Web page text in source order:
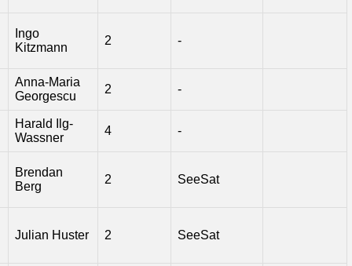
Ingo
Kitzmann
2 -
Anna-Maria
Georgescu
2 -
Harald Ilg-
Wassner
4 -
Brendan
Berg
2 SeeSat
Julian Huster 2 SeeSat